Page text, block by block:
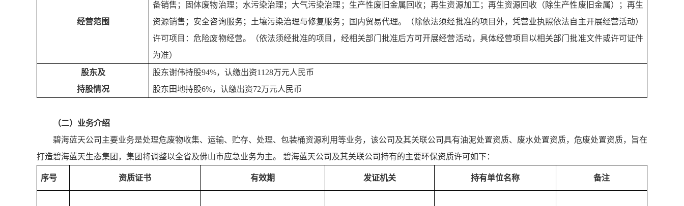
经营范围
备销售；固体废物治理；水污染治理；大气污染治理；生产性废旧金属回收；再生资源加工；再生资源回收（除生产性废旧金属）；再生
资源销售；安全咨询服务；土壤污染治理与修复服务；国内贸易代理。（除依法须经批准的项目外，凭营业执照依法自主开展经营活动）
许可项目：危险废物经营。（依法须经批准的项目，经相关部门批准后方可开展经营活动，具体经营项目以相关部门批准文件或许可证件
为准）
股东及
持股情况
股东谢伟持股94%，认缴出资1128万元人民币
股东田地持股6%，认缴出资72万元人民币
（二）业务介绍
碧海蓝天公司主要业务是处理危废物收集、运输、贮存、处理、包装桶资源利用等业务，该公司及其关联公司具有油泥处置资质、废水处置资质，危废处置资质，旨在
打造碧海蓝天生态集团，集团将调整以全省及佛山市应急业务为主。 碧海蓝天公司及其关联公司持有的主要环保资质许可如下：
序号 资质证书 有效期 发证机关 持有单位名称 备注